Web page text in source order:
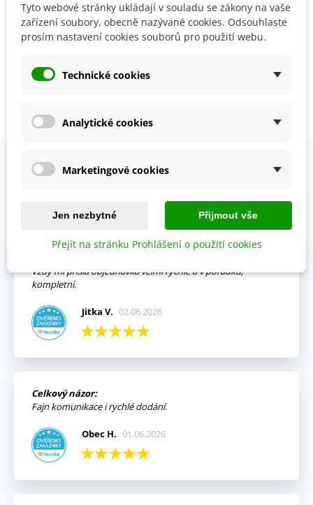
Přidat do košíku
Leknín červený - Nymphaea
65 Kč
Leknín růžový - Nymphaea
capensis - semena - 6 ks
Zobrazení 1-4 z 4 položek
Prohlédněte si vybraná hodnocení našich zákazníků.
Vždy mi přišla objednávka velmi rychle a v pořádku,
kompletní.
Jitka V. 02.06.2026
Celkový názor:
Fajn komunikace i rychlé dodání.
Obec H. 01.06.2026
Tyto webové stránky ukládají v souladu se zákony na vaše
zařízení soubory, obecně nazývané cookies. Odsouhlaste
prosím nastavení cookies souborů pro použití webu.
Technické cookies
Analytické cookies
Marketingové cookies
Jen nezbytné Přijmout vše
Přejít na stránku Prohlášení o použití cookies